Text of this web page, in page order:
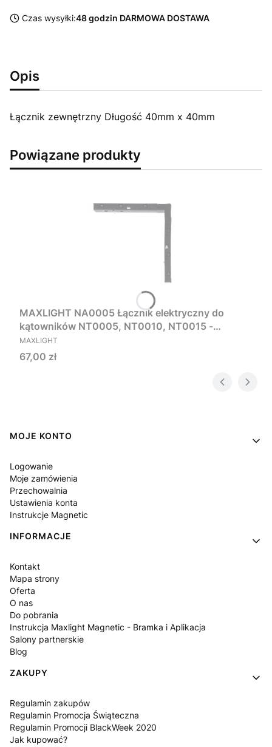
Czas wysyłki:48 godzin DARMOWA DOSTAWA
Opis
Łącznik zewnętrzny Długość 40mm x 40mm
Powiązane produkty
MAXLIGHT NA0005 Łącznik elektryczny do
kątowników NT0005, NT0010, NT0015 -
MICRO11
PRODUCENT
MAXLIGHT
Cena
67,00 zł
Linki w stopce
MOJE KONTO
Logowanie
Moje zamówienia
Przechowalnia
Ustawienia konta
Instrukcje Magnetic
INFORMACJE
Kontakt
Mapa strony
Oferta
O nas
Do pobrania
Instrukcja Maxlight Magnetic - Bramka i Aplikacja
Salony partnerskie
Blog
ZAKUPY
Regulamin zakupów
Regulamin Promocja Świąteczna
Regulamin Promocji BlackWeek 2020
Jak kupować?